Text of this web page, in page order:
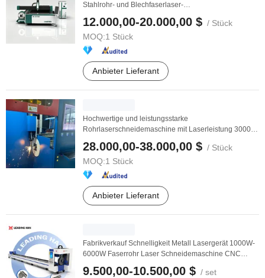
Stahlrohr- und Blechfaserlaser-
12.000,00-20.000,00 $ / Stück
MOQ:1 Stück
Anbieter Lieferant
Hochwertige und leistungsstarke
Rohrlaserschneidemaschine mit Laserleistung 3000W
28.000,00-38.000,00 $ / Stück
MOQ:1 Stück
Anbieter Lieferant
Fabrikverkauf Schnelligkeit Metall Lasergerät 1000W-
6000W Faserrohr Laser Schneidemaschine CNC
9.500,00-10.500,00 $ / set